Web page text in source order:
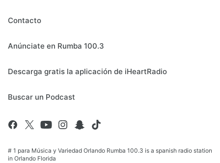
Contacto
Anúnciate en Rumba 100.3
Descarga gratis la aplicación de iHeartRadio
Buscar un Podcast
# 1 para Música y Variedad Orlando Rumba 100.3 is a spanish radio station
in Orlando Florida